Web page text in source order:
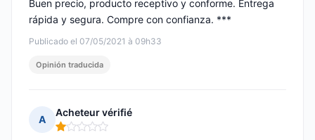
Publicado el 07/05/2021 à 09h33
Buen precio, producto receptivo y conforme. Entrega
rápida y segura. Compre con confianza. ***
Opinión traducida
A
Acheteur vérifié
Nota: 1 de 5